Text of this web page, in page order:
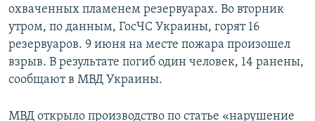
охваченных пламенем резервуарах. Во вторник
утром, по данным, ГосЧС Украины, горят 16
резервуаров. 9 июня на месте пожара произошел
взрыв. В результате погиб один человек, 14 ранены,
сообщают в МВД Украины.
МВД открыло производство по статье «нарушение